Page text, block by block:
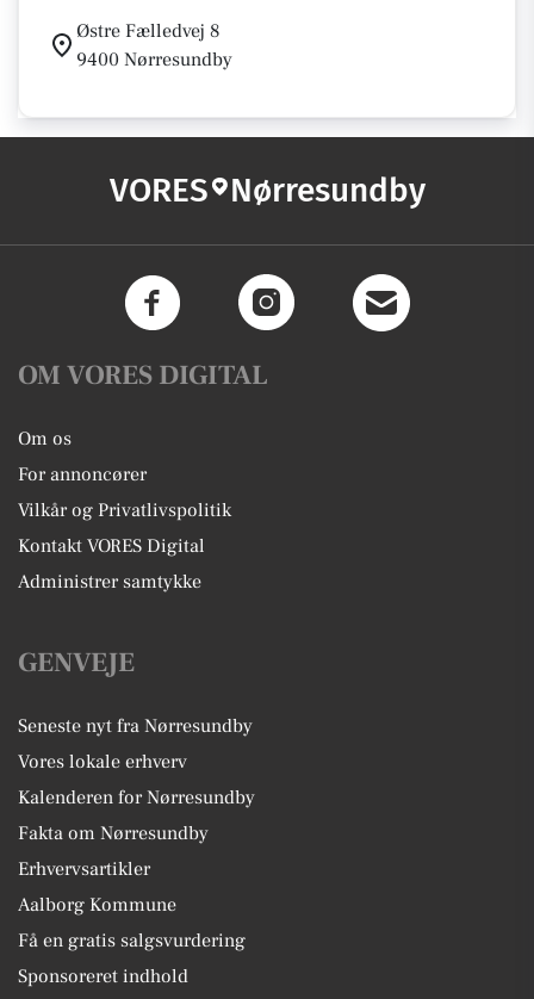
Østre Fælledvej 8
9400 Nørresundby
VORES Nørresundby
OM VORES DIGITAL
Om os
For annoncører
Vilkår og Privatlivspolitik
Kontakt VORES Digital
Administrer samtykke
GENVEJE
Seneste nyt fra Nørresundby
Vores lokale erhverv
Kalenderen for Nørresundby
Fakta om Nørresundby
Erhvervsartikler
Aalborg Kommune
Få en gratis salgsvurdering
Sponsoreret indhold